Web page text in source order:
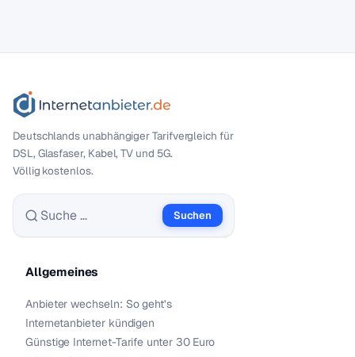
Deutschlands unabhängiger Tarif­vergleich für
DSL, Glasfaser, Kabel, TV und 5G.
Völlig kostenlos.
Suche nach:
Suchen
Allgemeines
Anbieter wechseln: So geht’s
Internetanbieter kündigen
Günstige Internet-Tarife unter 30 Euro